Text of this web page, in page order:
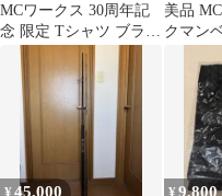
MCワークス 30周年記
念 限定 Tシャツ ブラッ
ク XXL H283
美品
クマン
ベスト
45,000 9,800